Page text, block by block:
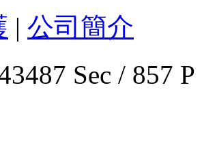
| 公司簡介
Sec / 857